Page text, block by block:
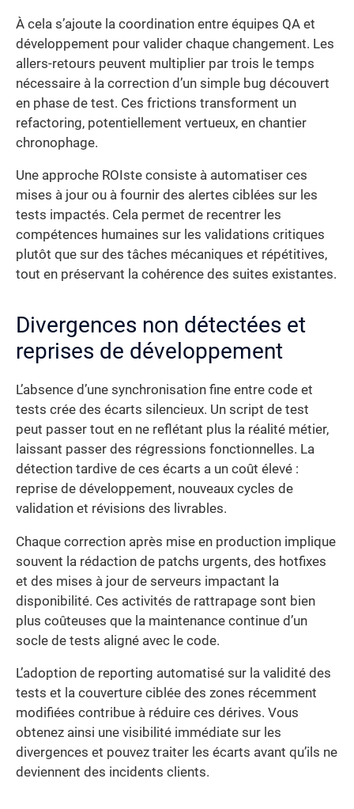
À cela s’ajoute la coordination entre équipes QA et
développement pour valider chaque changement. Les
allers-retours peuvent multiplier par trois le temps
nécessaire à la correction d’un simple bug découvert
en phase de test. Ces frictions transforment un
refactoring, potentiellement vertueux, en chantier
chronophage.
Une approche ROIste consiste à automatiser ces
mises à jour ou à fournir des alertes ciblées sur les
tests impactés. Cela permet de recentrer les
compétences humaines sur les validations critiques
plutôt que sur des tâches mécaniques et répétitives,
tout en préservant la cohérence des suites existantes.
Divergences non détectées et
reprises de développement
L’absence d’une synchronisation fine entre code et
tests crée des écarts silencieux. Un script de test
peut passer tout en ne reflétant plus la réalité métier,
laissant passer des régressions fonctionnelles. La
détection tardive de ces écarts a un coût élevé :
reprise de développement, nouveaux cycles de
validation et révisions des livrables.
Chaque correction après mise en production implique
souvent la rédaction de patchs urgents, des hotfixes
et des mises à jour de serveurs impactant la
disponibilité. Ces activités de rattrapage sont bien
plus coûteuses que la maintenance continue d’un
socle de tests aligné avec le code.
L’adoption de reporting automatisé sur la validité des
tests et la couverture ciblée des zones récemment
modifiées contribue à réduire ces dérives. Vous
obtenez ainsi une visibilité immédiate sur les
divergences et pouvez traiter les écarts avant qu’ils ne
deviennent des incidents clients.